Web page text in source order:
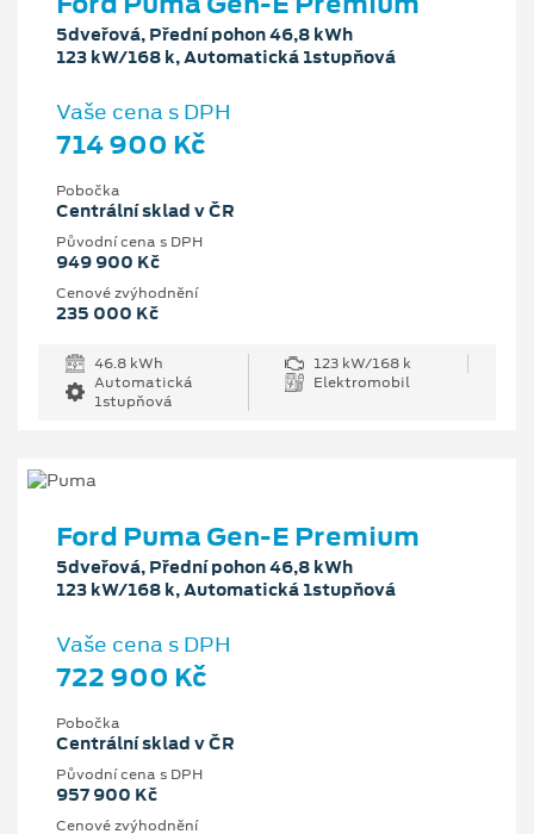
5dveřová, Přední pohon 46,8 kWh
123 kW/168 k, Automatická 1stupňová
Vaše cena s DPH
714 900 Kč
Pobočka
Centrální sklad v ČR
Původní cena s DPH
949 900 Kč
Cenové zvýhodnění
235 000 Kč
46.8 kWh
123 kW/168 k
Automatická
1stupňová
Elektromobil
Ford Puma Gen-E Premium
5dveřová, Přední pohon 46,8 kWh
123 kW/168 k, Automatická 1stupňová
Vaše cena s DPH
722 900 Kč
Pobočka
Centrální sklad v ČR
Původní cena s DPH
957 900 Kč
Cenové zvýhodnění